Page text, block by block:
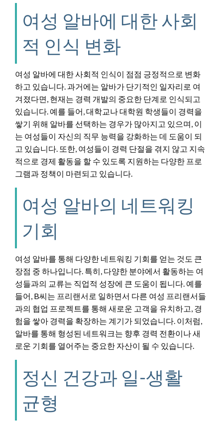
여성 알바에 대한 사회
적 인식 변화
여성 알바에 대한 사회적 인식이 점점 긍정적으로 변화
하고 있습니다. 과거에는 알바가 단기적인 일자리로 여
겨졌다면, 현재는 경력 개발의 중요한 단계로 인식되고
있습니다. 예를 들어, 대학교나 대학원 학생들이 경력을
쌓기 위해 알바를 선택하는 경우가 많아지고 있으며, 이
는 여성들이 자신의 직무 능력을 강화하는 데 도움이 되
고 있습니다. 또한, 여성들이 경력 단절을 겪지 않고 지속
적으로 경제 활동을 할 수 있도록 지원하는 다양한 프로
그램과 정책이 마련되고 있습니다.
여성 알바의 네트워킹
기회
여성 알바를 통해 다양한 네트워킹 기회를 얻는 것도 큰
장점 중 하나입니다. 특히, 다양한 분야에서 활동하는 여
성들과의 교류는 직업적 성장에 큰 도움이 됩니다. 예를
들어, B씨는 프리랜서로 일하면서 다른 여성 프리랜서들
과의 협업 프로젝트를 통해 새로운 고객을 유치하고, 경
험을 쌓아 경력을 확장하는 계기가 되었습니다. 이처럼,
알바를 통해 형성된 네트워크는 향후 경력 전환이나 새
로운 기회를 열어주는 중요한 자산이 될 수 있습니다.
정신 건강과 일-생활
균형